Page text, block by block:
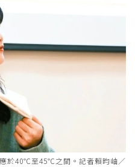
於40℃至45℃之間。記者賴昀岫／